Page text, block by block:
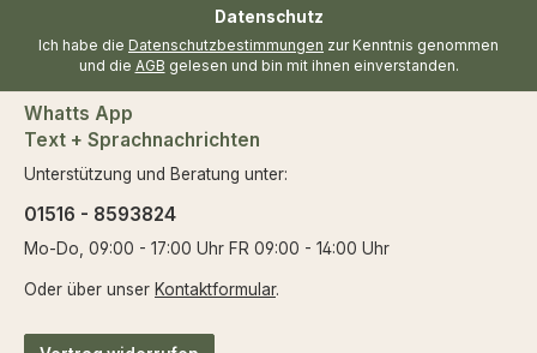
Datenschutz
Ich habe die Datenschutzbestimmungen zur Kenntnis genommen
und die AGB gelesen und bin mit ihnen einverstanden.
Whatts App
Text + Sprachnachrichten
Unterstützung und Beratung unter:
01516 - 8593824
Mo-Do, 09:00 - 17:00 Uhr FR 09:00 - 14:00 Uhr
Oder über unser Kontaktformular.